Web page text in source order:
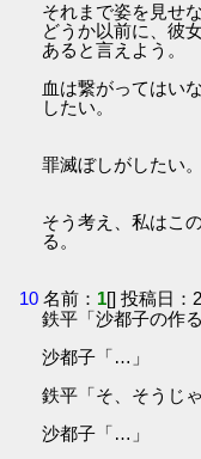
それまで姿を見せ
どうか以前に、彼
あると言えよう。
血は繋がってはい
したい。
罪滅ぼしがしたい。
そう考え、私はこ
る。
10 名前： 1[] 投稿日：
鉄平「沙都子の作
沙都子「…」
鉄平「そ、そうじ
沙都子「…」